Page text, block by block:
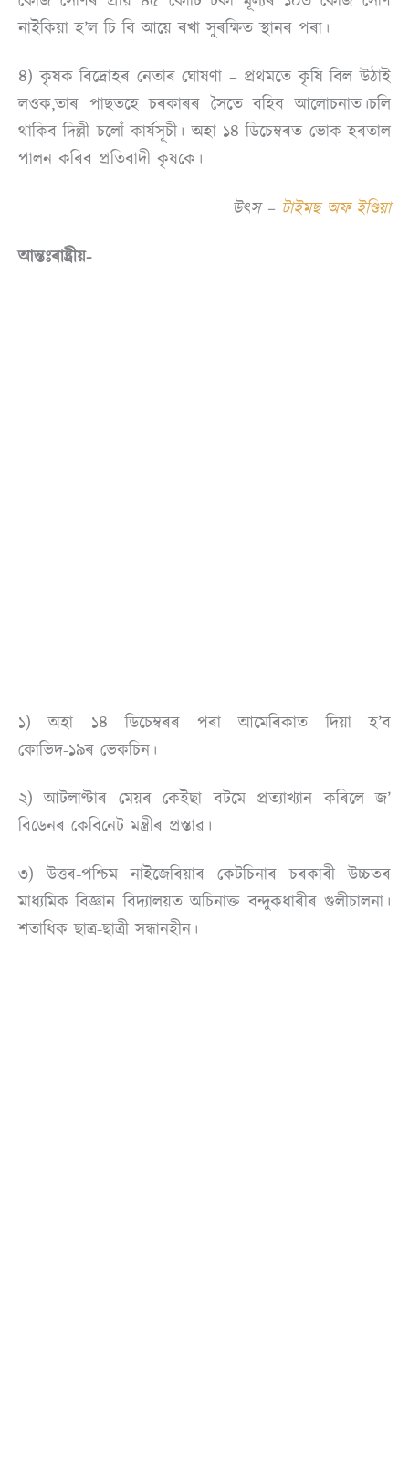
নাইকিয়া হ’ল চি বি আয়ে ৰখা সুৰক্ষিত স্থানৰ পৰা।
৪) কৃষক বিদ্ৰোহৰ নেতাৰ ঘোষণা – প্ৰথমতে কৃষি বিল উঠাই
লওক,তাৰ পাছতহে চৰকাৰৰ সৈতে বহিব আলোচনাত।চলি
থাকিব দিল্লী চলোঁ কাৰ্যসূচী। অহা ১৪ ডিচেম্বৰত ভোক হৰতাল
পালন কৰিব প্ৰতিবাদী কৃষকে।
উৎস – টাইমছ অফ ইণ্ডিয়া
আন্তঃৰাষ্ট্ৰীয়-
১) অহা ১৪ ডিচেম্বৰৰ পৰা আমেৰিকাত দিয়া হ’ব
কোভিদ-১৯ৰ ভেকচিন।
২) আটলাণ্টাৰ মেয়ৰ কেইছা বটমে প্ৰত্যাখ্যান কৰিলে জ’
বিডেনৰ কেবিনেট মন্ত্ৰীৰ প্ৰস্তাৱ।
৩) উত্তৰ-পশ্চিম নাইজেৰিয়াৰ কেটচিনাৰ চৰকাৰী উচ্চতৰ
মাধ্যমিক বিজ্ঞান বিদ্যালয়ত অচিনাক্ত বন্দুকধাৰীৰ গুলীচালনা।
শতাধিক ছাত্ৰ-ছাত্ৰী সন্ধানহীন।